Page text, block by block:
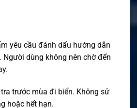
yêu cầu đánh dấu hướng dẫn
dùng không nên chờ đến
trước mùa đi biển. Không sử
hoặc hết hạn.